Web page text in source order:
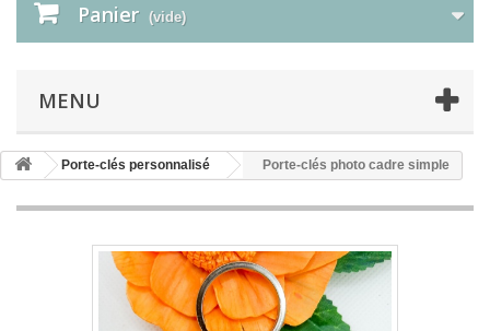
Panier (vide)
MENU
Porte-clés personnalisé Porte-clés photo cadre simple